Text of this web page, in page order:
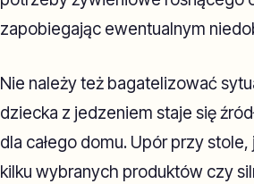
zapobiegając ewentualnym
Nie należy też bagatelizować
dziecka z jedzeniem staje się
dla całego domu. Upór przy
kilku wybranych produktów czy